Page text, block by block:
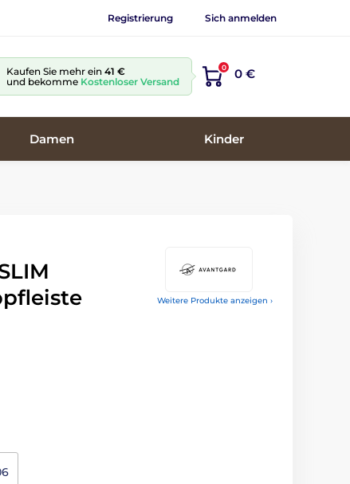
Registrierung Sich anmelden
Kaufen Sie mehr ein 41 €
und bekomme Kostenloser Versand
0 0 €
Damen Kinder
Weitere Produkte anzeigen ›